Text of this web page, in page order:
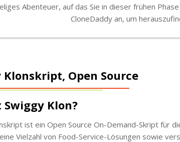
Abenteuer, auf das Sie in dieser frühen
CloneDaddy an, um
Klonskript, Open Source
Swiggy Klon?
ist ein Open Source On-Demand-Skript für
Vielzahl von Food-Service-Lösungen sowie